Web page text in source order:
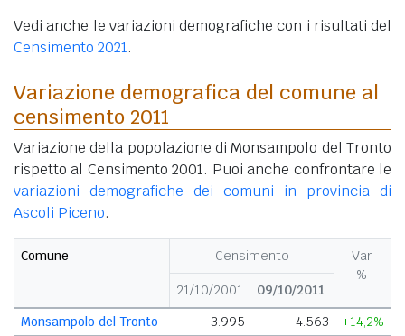
Vedi anche le variazioni demografiche con i risultati del
Censimento 2021.
Variazione demografica del comune al
censimento 2011
Variazione della popolazione di Monsampolo del Tronto
rispetto al Censimento 2001. Puoi anche confrontare le
variazioni demografiche dei comuni in provincia di
Ascoli Piceno.
Comune Censimento
Var
%
21/10/2001
09/10/2011
Monsampolo del Tronto
3.995 4.563 +14,2%